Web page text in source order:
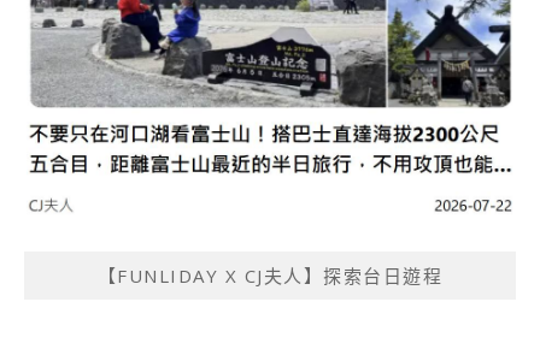
【FUNLIDAY X CJ夫人】探索台日遊程